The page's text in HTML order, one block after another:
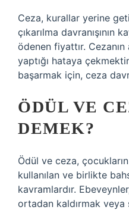
Ceza, kurallar yerine
çıkarılma davranışının
ödenen fiyattır.
yaptığı hataya
başarmak için, ceza
ÖDÜL VE
DEMEK?
Ödül ve ceza,
kullanılan ve birlikte
kavramlardır.
ortadan kaldırmak